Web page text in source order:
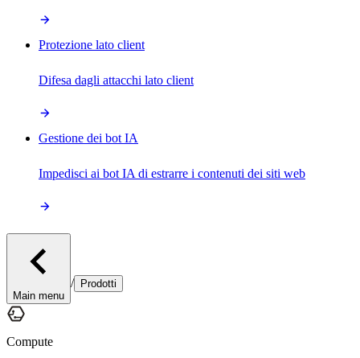
Protezione lato client
Difesa dagli attacchi lato client
Gestione dei bot IA
Impedisci ai bot IA di estrarre i contenuti dei siti web
Main menu
/ Prodotti
Compute